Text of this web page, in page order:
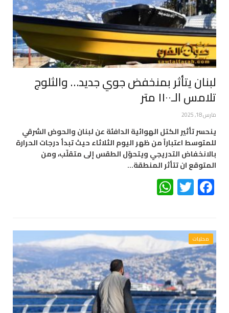
لبنان يتأثر بمنخفض جوي جديد… والثلوج
تلامس الـ١١٠٠ متر
مارس 18, 2025
ينحسر تأثير الكتل الهوائية الدافئة عن لبنان والحوض الشرقي
للمتوسط اعتباراً من ظهر اليوم الثلاثاء حيث تبدأ درجات الحرارة
بالانخفاض التدريجي ويتحوّل الطقس إلى متقلّب، ومن
المتوقع ان تتأثر المنطقة…
Facebook
Twitter
محليات